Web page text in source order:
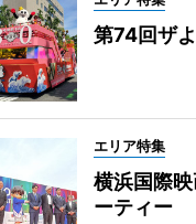
第74回ザ
エリア特集
横浜国際
ーティー